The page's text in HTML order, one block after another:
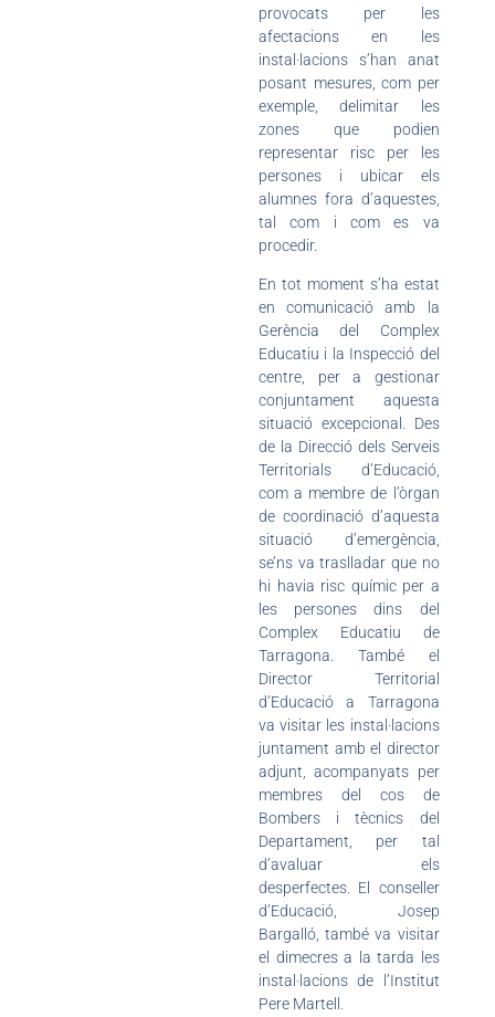
provocats per les
afectacions en les
instal·lacions s’han anat
posant mesures, com per
exemple, delimitar les
zones que podien
representar risc per les
persones i ubicar els
alumnes fora d’aquestes,
tal com i com es va
procedir.
En tot moment s’ha estat
en comunicació amb la
Gerència del Complex
Educatiu i la Inspecció del
centre, per a gestionar
conjuntament aquesta
situació excepcional. Des
de la Direcció dels Serveis
Territorials d’Educació,
com a membre de l’òrgan
de coordinació d’aquesta
situació d’emergència,
se’ns va traslladar que no
hi havia risc químic per a
les persones dins del
Complex Educatiu de
Tarragona. També el
Director Territorial
d’Educació a Tarragona
va visitar les instal·lacions
juntament amb el director
adjunt, acompanyats per
membres del cos de
Bombers i tècnics del
Departament, per tal
d’avaluar els
desperfectes. El conseller
d’Educació, Josep
Bargalló, també va visitar
el dimecres a la tarda les
instal·lacions de l’Institut
Pere Martell.